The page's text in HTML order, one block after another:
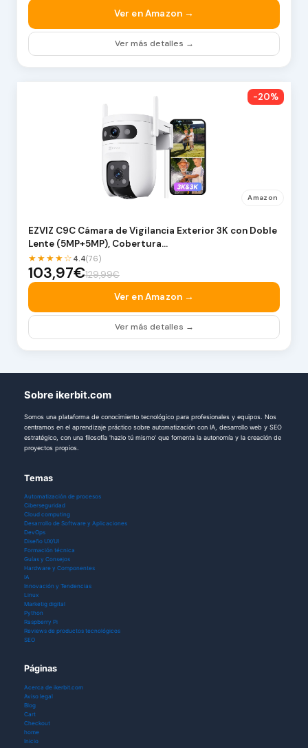
Ver en Amazon →
Ver más detalles →
-20%
Amazon
EZVIZ C9C Cámara de Vigilancia Exterior 3K con Doble
Lente (5MP+5MP), Cobertura…
★★★★☆ 4.4(76)
103,97€129,99€
Ver en Amazon →
Ver más detalles →
Sobre ikerbit.com
Somos una plataforma de conocimiento tecnológico para profesionales y equipos. Nos
centramos en el aprendizaje práctico sobre automatización con IA, desarrollo web y SEO
estratégico, con una filosofía 'hazlo tú mismo' que fomenta la autonomía y la creación de
proyectos propios.
Temas
Automatización de procesos
Ciberseguridad
Cloud computing
Desarrollo de Software y Aplicaciones
DevOps
Diseño UX/UI
Formación técnica
Guías y Consejos
Hardware y Componentes
IA
Innovación y Tendencias
Linux
Marketig digital
Python
Raspberry Pi
Reviews de productos tecnológicos
SEO
Páginas
Acerca de ikerbit.com
Aviso legal
Blog
Cart
Checkout
home
Inicio